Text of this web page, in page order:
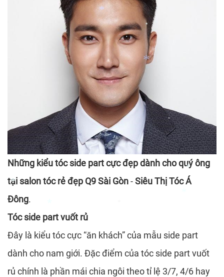
*
*
*
*
*
*
*
Những kiểu tóc side part cực đẹp dành cho quý ông
tại salon tóc rẻ đẹp Q9 Sài Gòn-Siêu Thị Tóc Á
Đông.
Tóc side part vuốt rủ
Đây là kiểu tóc cực “ăn khách” của mẫu side part
dành cho nam giới. Đặc điểm của tóc side part vuốt
rủ chính là phần mái chia ngôi theo tỉ lệ 3/7, 4/6 hay